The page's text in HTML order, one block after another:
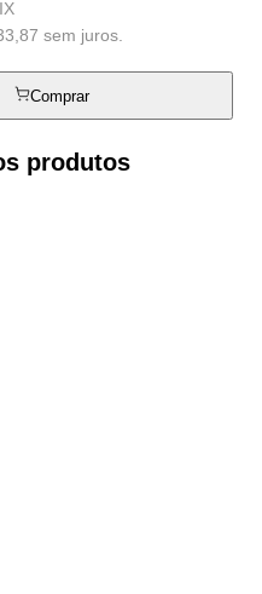
sem juros.
Comprar
produtos